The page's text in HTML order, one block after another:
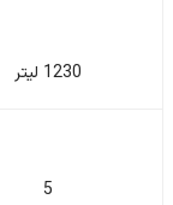
1230 لیتر
5